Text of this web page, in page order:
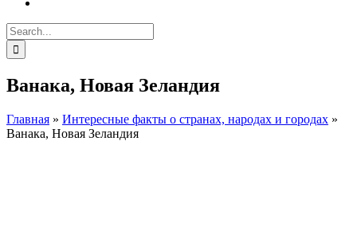
Search
for:
Ванака, Новая Зеландия
Главная » Интересные факты о странах, народах и городах »
Ванака, Новая Зеландия